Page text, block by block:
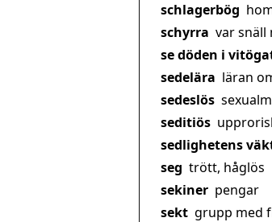
schlagerbög
schyrra var snäll
se döden i
sedelära läran
sedeslös
seditiös
sedlighetens
seg trött, håglös
sekiner pengar
sekt grupp med